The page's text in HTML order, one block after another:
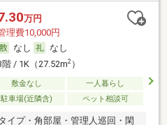
万円
理費10,000円
なし
なし
階 / 1K（27.52m2）
敷金なし
一人暮らし
駐車場(近隣含) ペット相談可
イプ・角部屋・管理人巡回・閑